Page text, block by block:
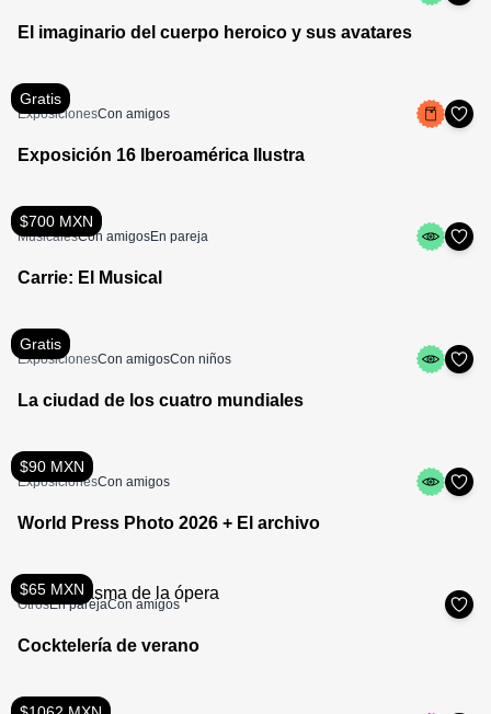
El imaginario del cuerpo heroico y sus avatares
Gratis
ExposicionesCon amigos
Exposición 16 Iberoamérica Ilustra
$700 MXN
MusicalesCon amigosEn pareja
Carrie: El Musical
Gratis
ExposicionesCon amigosCon niños
La ciudad de los cuatro mundiales
$90 MXN
ExposicionesCon amigos
World Press Photo 2026 + El archivo
$65 MXN
OtrosEn parejaCon amigos
Cocktelería de verano